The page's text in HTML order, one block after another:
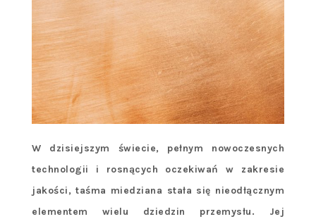
W dzisiejszym świecie, pełnym nowoczesnych
technologii i rosnących oczekiwań w zakresie
jakości, taśma miedziana stała się nieodłącznym
elementem wielu dziedzin przemysłu. Jej